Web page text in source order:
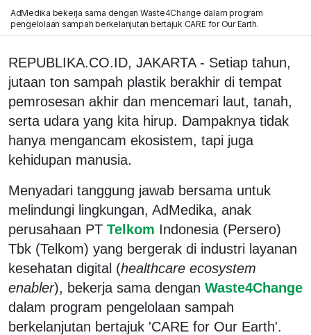
AdMedika bekerja sama dengan Waste4Change dalam program
pengelolaan sampah berkelanjutan bertajuk CARE for Our Earth.
REPUBLIKA.CO.ID, JAKARTA - Setiap tahun,
jutaan ton sampah plastik berakhir di tempat
pemrosesan akhir dan mencemari laut, tanah,
serta udara yang kita hirup. Dampaknya tidak
hanya mengancam ekosistem, tapi juga
kehidupan manusia.
Menyadari tanggung jawab bersama untuk
melindungi lingkungan, AdMedika, anak
perusahaan PT Telkom Indonesia (Persero)
Tbk (Telkom) yang bergerak di industri layanan
kesehatan digital (healthcare ecosystem
enabler), bekerja sama dengan Waste4Change
dalam program pengelolaan sampah
berkelanjutan bertajuk 'CARE for Our Earth'.